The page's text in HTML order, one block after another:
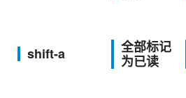
shift-a
全部标记
为已读